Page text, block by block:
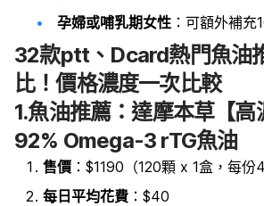
孕婦或哺乳期女性 ：可額外補
32款ptt、Dcard熱門魚油
比！價格濃度一次比較
1.魚油推薦：達摩本草【高
92% Omega-3 rTG魚油
售價 ：$1190（120顆 x 1盒，每份4
每日平均花費 ：$40